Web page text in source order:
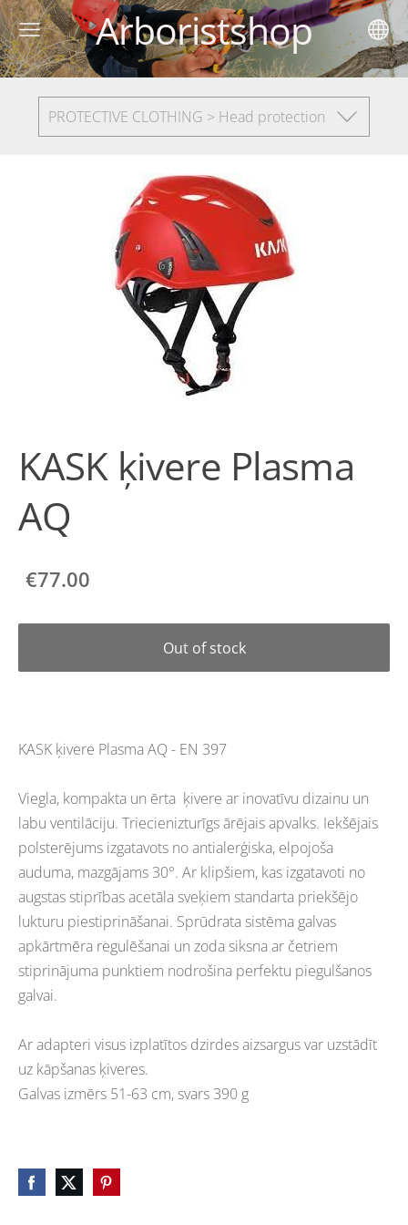
Arboristshop
PROTECTIVE CLOTHING > Head protection
KASK ķivere Plasma
AQ
€77.00
Out of stock
KASK ķivere Plasma AQ - EN 397
Viegla, kompakta un ērta ķivere ar inovatīvu dizainu un
labu ventilāciju. Triecienizturīgs ārējais apvalks. Iekšējais
polsterējums izgatavots no antialerģiska, elpojoša
auduma, mazgājams 30°. Ar klipšiem, kas izgatavoti no
augstas stiprības acetāla sveķiem standarta priekšējo
lukturu piestiprināšanai. Sprūdrata sistēma galvas
apkārtmēra regulēšanai un zoda siksna ar četriem
stiprinājuma punktiem nodrošina perfektu piegulšanos
galvai.
Ar adapteri visus izplatītos dzirdes aizsargus var uzstādīt
uz kāpšanas ķiveres.
Galvas izmērs 51-63 cm, svars 390 g